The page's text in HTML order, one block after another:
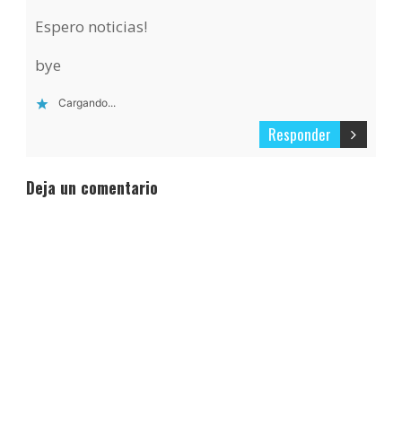
Espero noticias!
bye
Cargando...
Responder
Deja un comentario